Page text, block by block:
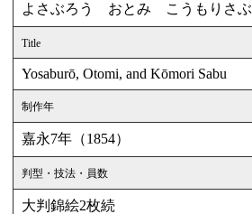
よさぶろう おとみ こうもりさぶ
Title
Yosaburō, Otomi, and Kōmori Sabu
制作年
嘉永7年（1854）
判型・技法・員数
大判錦絵2枚続